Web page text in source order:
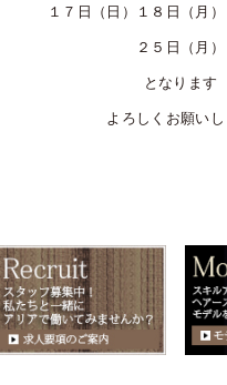
１７日（日）１８日（月
２５日（月）
となります
よろしくお願い